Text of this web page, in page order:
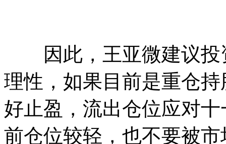
因此，王亚微建议投
理性，如果目前是重仓
好止盈，流出仓位应对
前仓位较轻，也不要被